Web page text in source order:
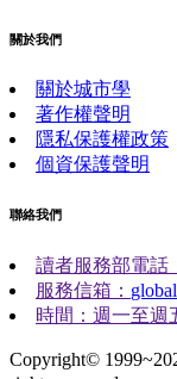
關於我們
關於城市學
著作權聲明
隱私保護權政策
個資保護聲明
聯絡我們
讀者服務部電話
服務信箱：
時間：週一至週
Copyright©